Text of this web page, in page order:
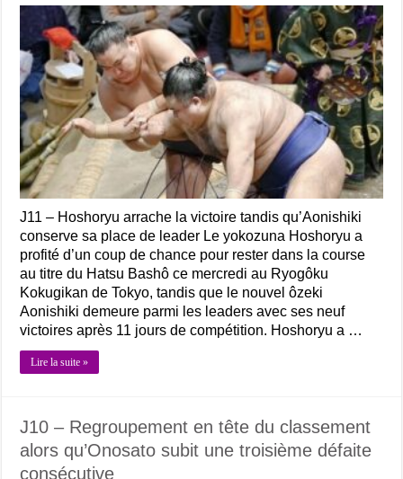
J11 – Hoshoryu arrache la victoire tandis qu’Aonishiki
conserve sa place de leader Le yokozuna Hoshoryu a
profité d’un coup de chance pour rester dans la course
au titre du Hatsu Bashô ce mercredi au Ryogôku
Kokugikan de Tokyo, tandis que le nouvel ôzeki
Aonishiki demeure parmi les leaders avec ses neuf
victoires après 11 jours de compétition. Hoshoryu a …
Lire la suite »
J10 – Regroupement en tête du classement
alors qu’Onosato subit une troisième défaite
consécutive